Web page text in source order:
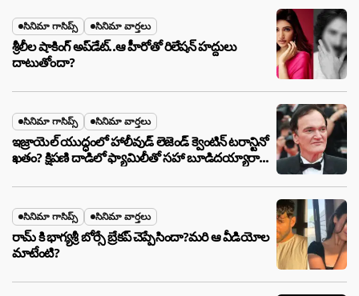
సినిమా గాసిప్స్ సినిమా వార్తలు
శ్రీలీల షాకింగ్ అప్‌డేట్..ఆ హీరోతో రిలేషన్ హద్దులు
దాటుతోందా?
సినిమా గాసిప్స్ సినిమా వార్తలు
ఇజ్రాయెల్ యుద్ధంలో హాలీవుడ్ లెజెండ్ క్వెంటిన్ టరాన్టినో
ఖతం? క్షిపణి దాడిలో ఫ్యామిలీతో సహా బూడిదయ్యారా?
సినిమా గాసిప్స్ సినిమా వార్తలు
రామ్ కి భాగ్యశ్రీ బోర్సే బ్రేకప్ చెప్పేసిందా?మరి ఆ వీడియోల
మాటేంటి?